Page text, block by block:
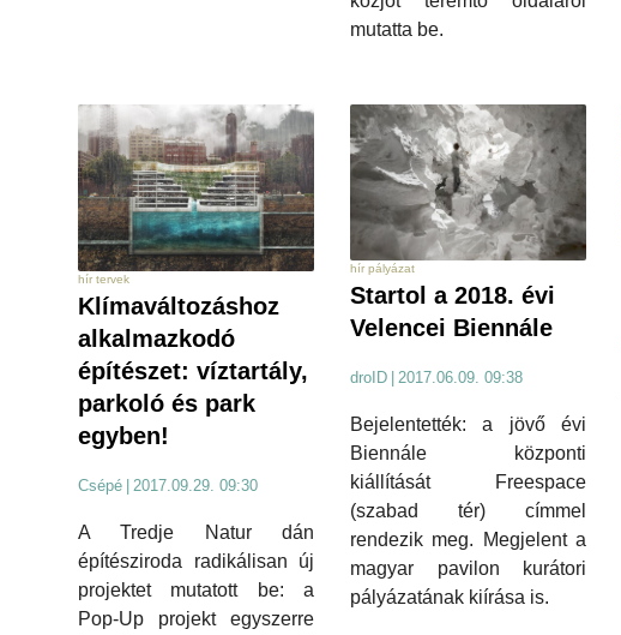
mutatta be.
hír tervek
Klímaváltozáshoz
alkalmazkodó
építészet: víztartály,
parkoló és park
egyben!
Csépé 2017.09.29. 09:30
A Tredje Natur dán
építésziroda radikálisan új
projektet mutatott be: a
Pop-Up projekt egyszerre
hír pályázat
Startol a 2018. évi
Velencei Biennále
droID 2017.06.09. 09:38
Bejelentették: a jövő évi
Biennále központi
kiállítását Freespace
(szabad tér) címmel
rendezik meg. Megjelent a
magyar pavilon kurátori
pályázatának kiírása is.